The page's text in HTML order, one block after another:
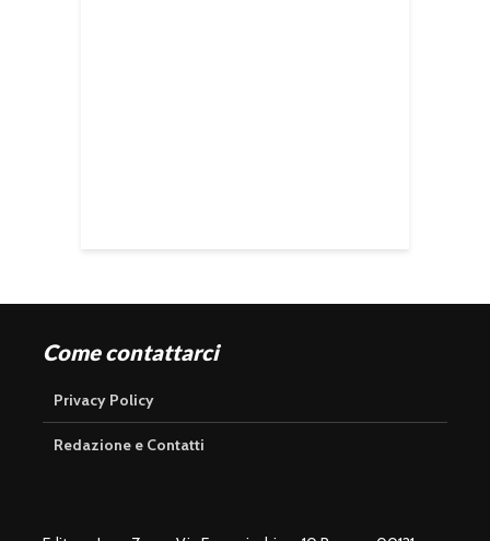
Come contattarci
Privacy Policy
Redazione e Contatti